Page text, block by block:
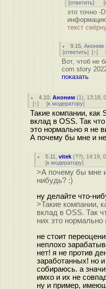
[ответить] [
это точно -
текст
9.15 ,Аноним
[ответить] [↑]
Вот, чтоб не
com story
показать
4.10 ,Аноним (1), 13:18,
[↑] [к модератору]
Такие компании, как
вклад в OSS. Так
это нормально я не
А почему бы мне и
5.11 ,vitek (??), 14:19,
[к модератору]
>А почему бы мне
нибудь? :)
ну делайте что-
>Такие компании,
вклад в OSS. Так
них это нормально
не стоит
неплохо
нет! я не против
заработанных! но
собираюсь. а
имхо и их не
ну и пример,